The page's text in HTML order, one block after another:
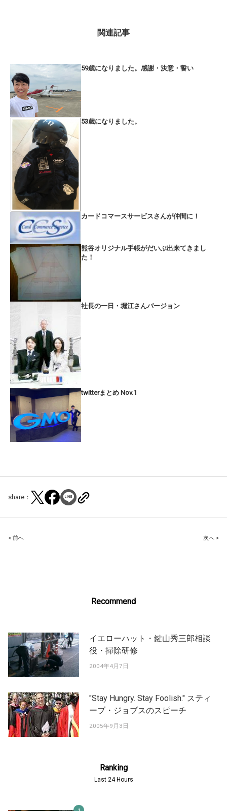
関連記事
59歳になりました。感謝・決意・誓い
53歳になりました。
カードコマースサービスさんが仲間に！
熊谷オリジナル手帳がだいぶ出来てきまし
た！
社長の一日・堀江さんバージョン
twitterまとめ Nov.1
share：
Post
< 前へ 次へ >
Recommend
イエローハット・鍵山秀三郎相談
役・掃除研修
2004年4月7日
"Stay Hungry. Stay Foolish." スティ
ーブ・ジョブスのスピーチ
2005年9月3日
Ranking
Last 24 Hours